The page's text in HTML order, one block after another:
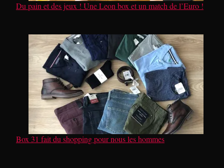
Du pain et des jeux ! Une Leon box et un match de l’Euro !
Box 31 fait du shopping pour nous les hommes